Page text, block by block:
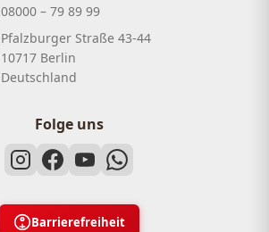
08000 – 79 89 99
Pfalzburger Straße 43-44
10717 Berlin
Deutschland
Folge uns
Barrierefreiheit